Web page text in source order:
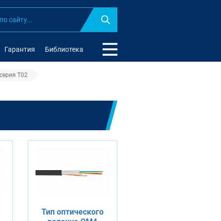
Найти
Гарантия Библиотека
T02
водоблокированный серия
Тип оптического